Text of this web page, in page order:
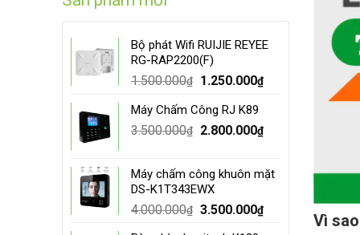
Bộ phát Wifi RUIJIE REYEE
RG-RAP2200(F)
1.500.000₫
Original
was:
1.500.000₫.
1.250.000₫Current
1.250.000₫.
Máy Chấm Công RJ K89
3.500.000₫
Original
3.500.000₫.
2.800.000₫Current
2.800.000₫.
Máy chấm công khuôn mặt
DS-K1T343EWX
4.000.000₫ Original
3.500.000₫Current
Vì